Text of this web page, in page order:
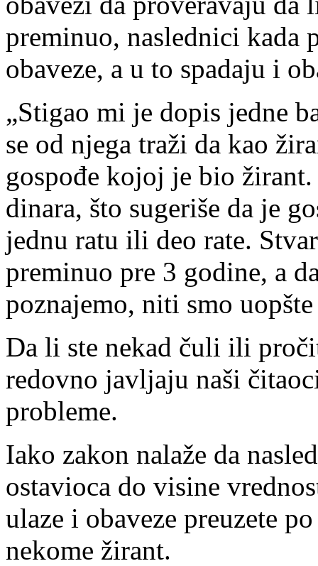
preminuo, naslednici kada
obaveze, a u to spadaju i
„Stigao mi je dopis jedne
se od njega traži da kao
gospođe kojoj je bio
dinara, što sugeriše da je
jednu ratu ili deo rate.
preminuo pre 3 godine, a
poznajemo, niti smo
Da li ste nekad čuli ili
redovno javljaju naši
probleme.
Iako zakon nalaže da
ostavioca do visine
ulaze i obaveze preuzete
nekome žirant.